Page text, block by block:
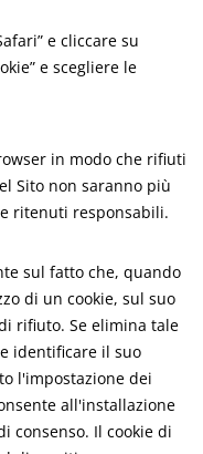
e cliccare su
e scegliere le
in modo che rifiuti
Sito non saranno più
ritenuti responsabili.
sul fatto che, quando
di un cookie, sul suo
rifiuto. Se elimina tale
identificare il suo
l'impostazione dei
all'installazione
consenso. Il cookie di